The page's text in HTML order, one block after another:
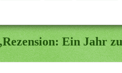
Ein Jahr